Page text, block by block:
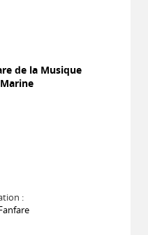
de la Musique
: